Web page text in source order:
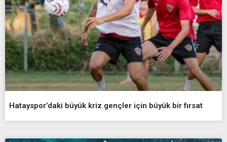
Hatayspor’daki büyük kriz gençler için büyük bir fırsat